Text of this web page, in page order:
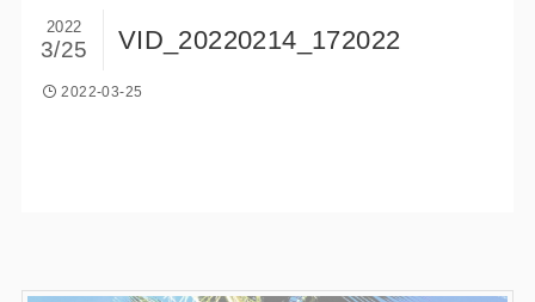
VID_20220214_172022
2022
3/25
2022-03-25